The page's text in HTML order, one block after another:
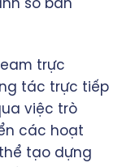
số bán
trực
tác trực tiếp
việc trò
các hoạt
tạo dựng